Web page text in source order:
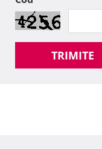
TRIMITE